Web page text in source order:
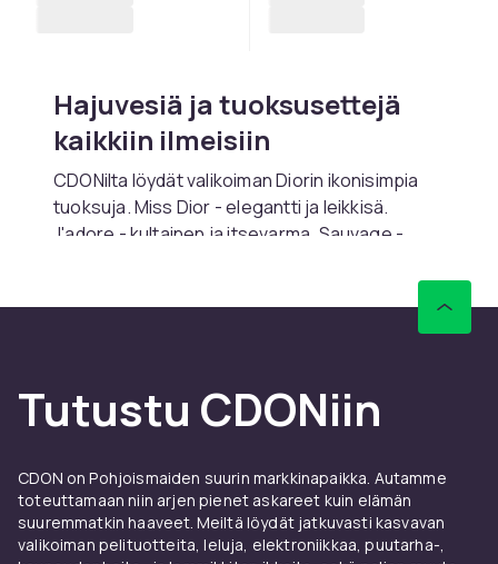
Hajuvesiä ja tuoksusettejä
kaikkiin ilmeisiin
CDONilta löydät valikoiman Diorin ikonisimpia
tuoksuja. Miss Dior - elegantti ja leikkisä.
J'adore - kultainen ja itsevarma. Sauvage -
partavesiä, vartalovoiteita ja tuoksusettejä,
käytä - vaan joiden kanssa elät.
ilmeisiisi
Dior ei luo tuoksuja tietyntyyppiselle ihmiselle -
vaan saman ihmisen eri puolille. Täältä löytyy
Tutustu CDONiin
CDON on Pohjoismaiden suurin markkinapaikka. Autamme
toteuttamaan niin arjen pienet askareet kuin elämän
suuremmatkin haaveet. Meiltä löydät jatkuvasti kasvavan
valikoiman pelituotteita, leluja, elektroniikkaa, puutarha-,